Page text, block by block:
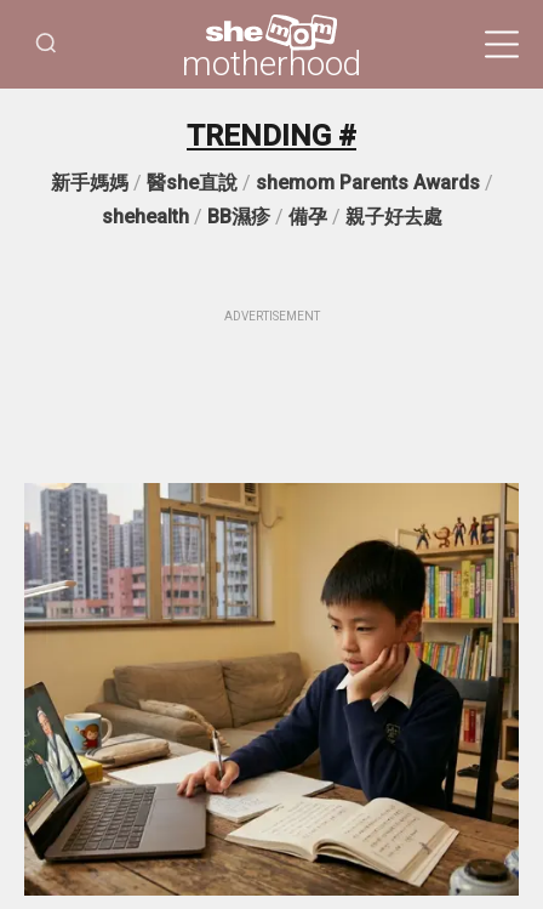
motherhood
TRENDING #
新手媽媽/ 醫she直說/ shemom Parents Awards/
shehealth/ BB濕疹/ 備孕/ 親子好去處
ADVERTISEMENT